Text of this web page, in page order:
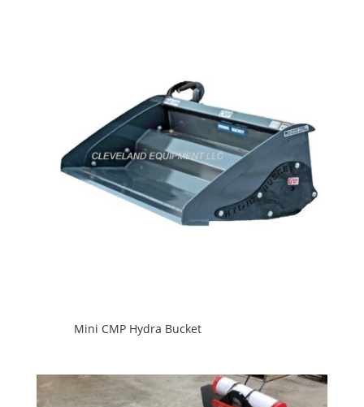
Mini CMP Hydra Bucket